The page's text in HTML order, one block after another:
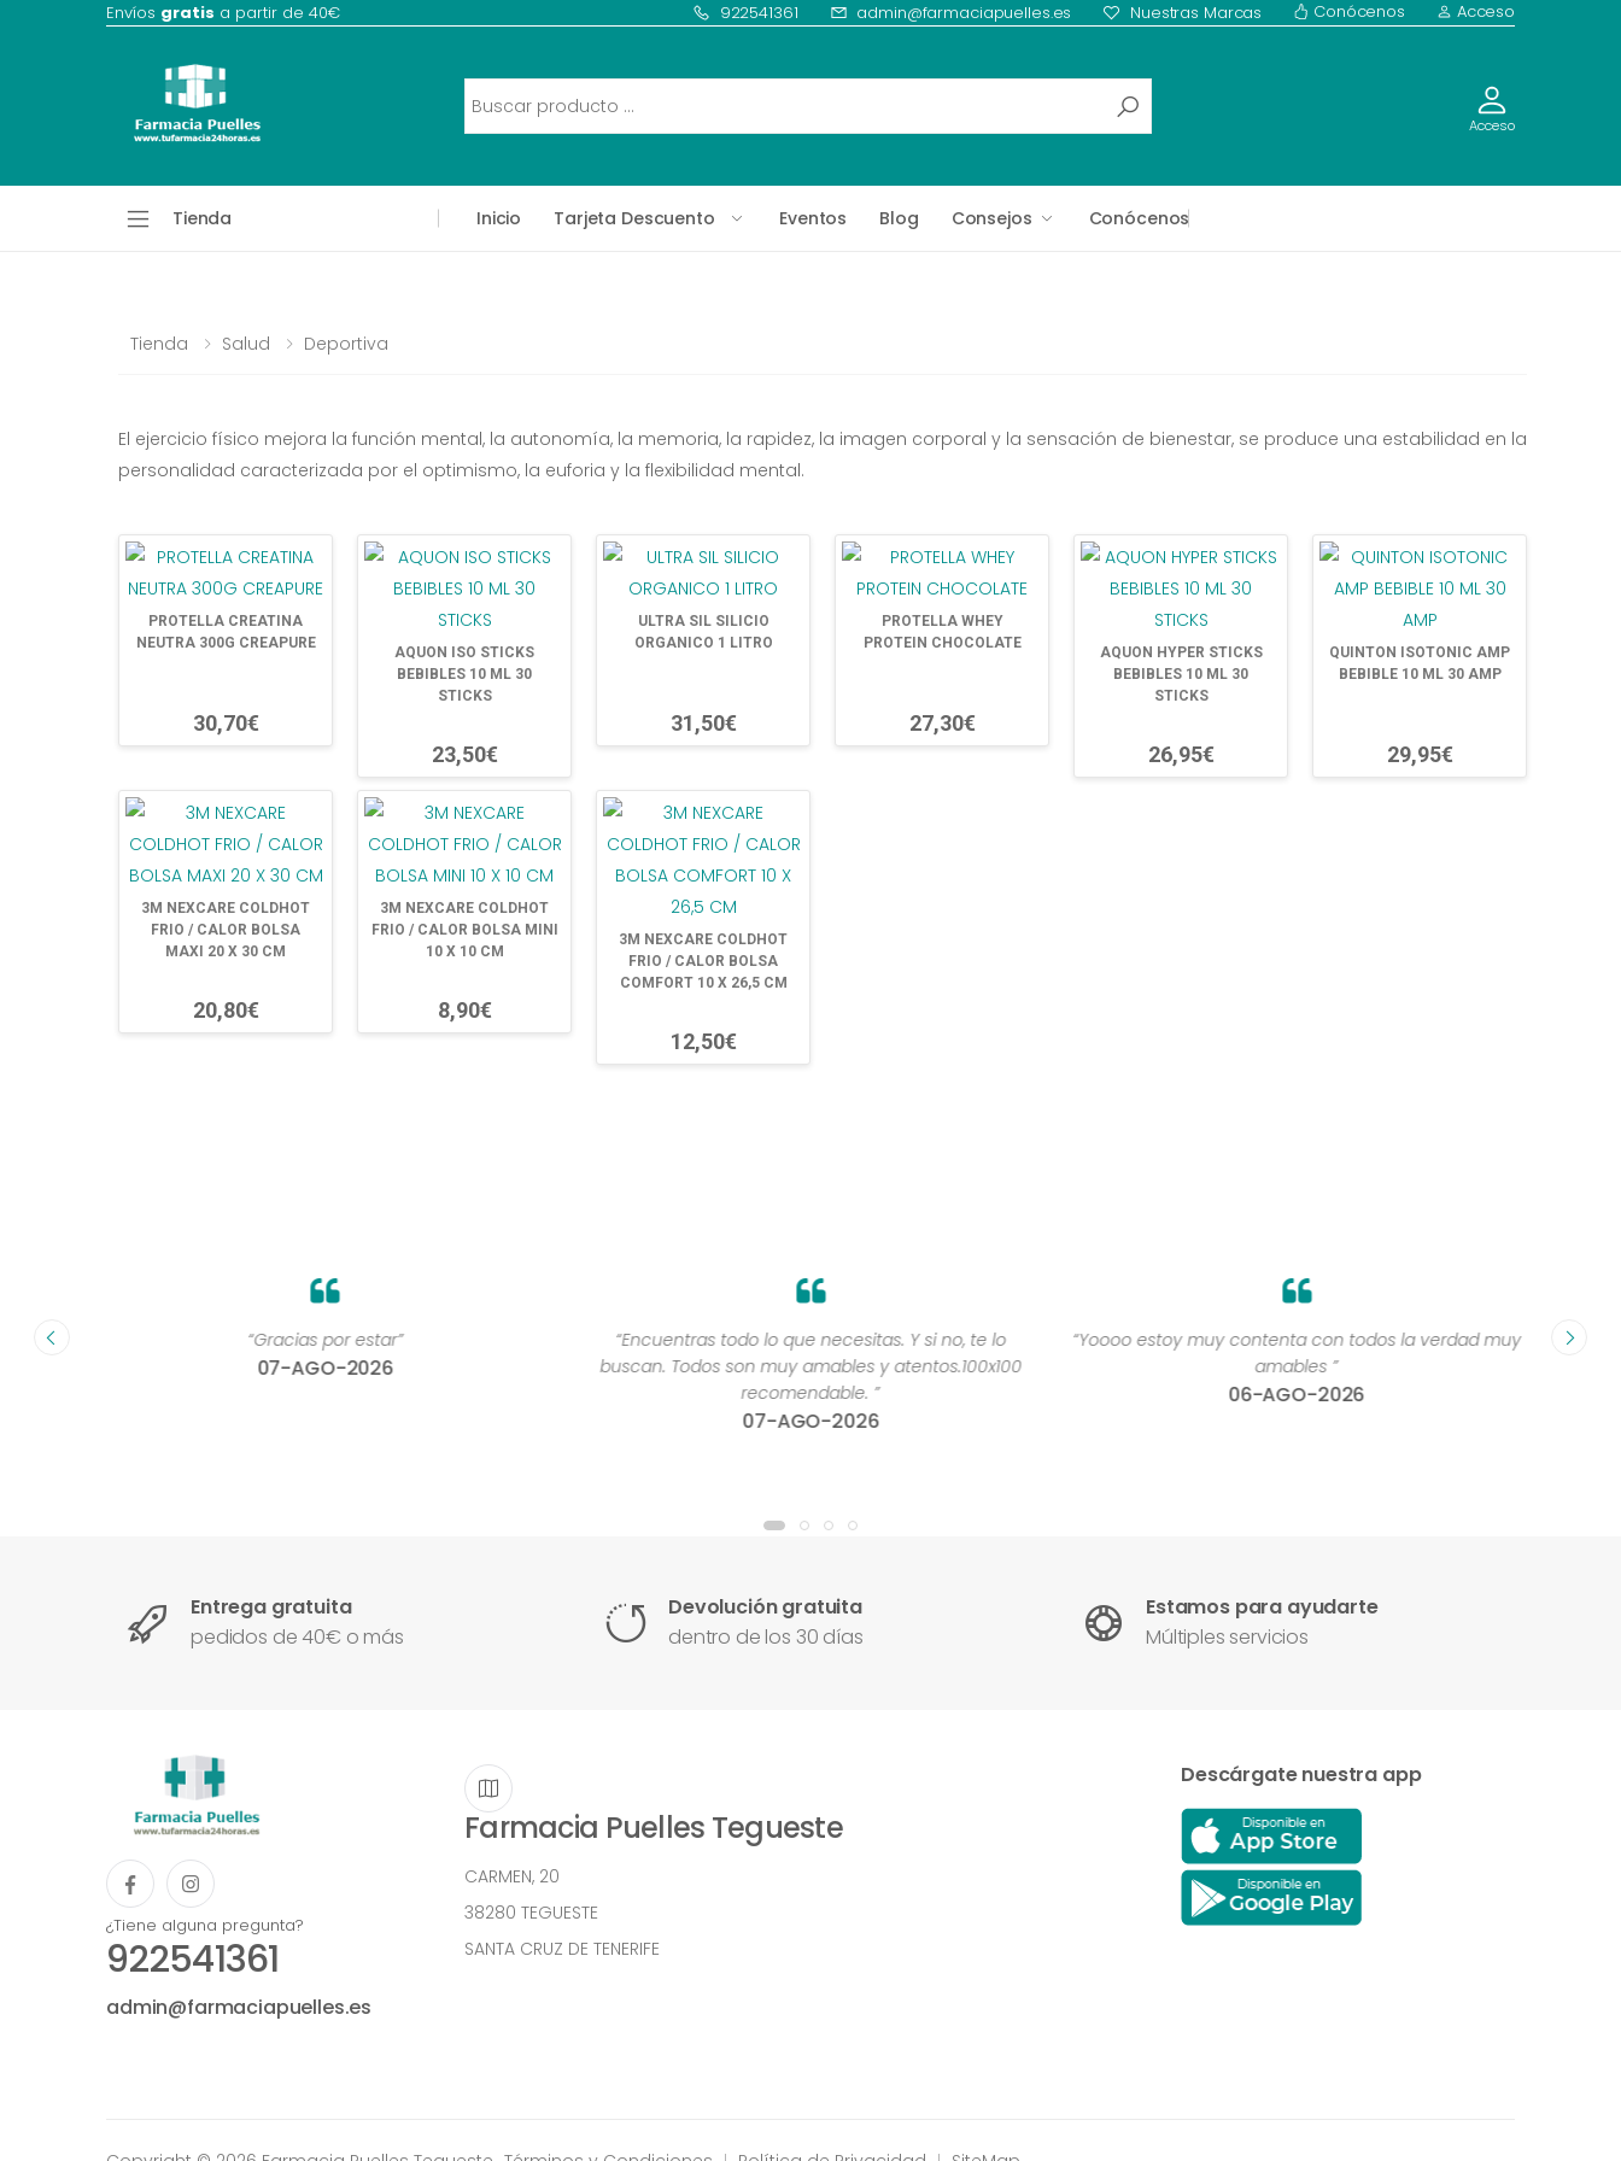
Envíos gratis a partir de 40€ 922541361 admin@farmaciapuelles.es Nuestras Marcas Conócenos Acceso
Acceso
Tienda Inicio Tarjeta Descuento Eventos Blog Consejos Conócenos
Tienda Salud Deportiva
El ejercicio físico mejora la función mental, la autonomía, la memoria, la rapidez, la imagen corporal y la sensación de bienestar, se produce una estabilidad en la
personalidad caracterizada por el optimismo, la euforia y la flexibilidad mental.
PROTELLA CREATINA
NEUTRA 300G CREAPURE
30,70€
AQUON ISO STICKS
BEBIBLES 10 ML 30
STICKS
23,50€
ULTRA SIL SILICIO
ORGANICO 1 LITRO
31,50€
PROTELLA WHEY
PROTEIN CHOCOLATE
27,30€
AQUON HYPER STICKS
BEBIBLES 10 ML 30
STICKS
26,95€
QUINTON ISOTONIC AMP
BEBIBLE 10 ML 30 AMP
29,95€
3M NEXCARE COLDHOT
FRIO / CALOR BOLSA
MAXI 20 X 30 CM
20,80€
3M NEXCARE COLDHOT
FRIO / CALOR BOLSA MINI
10 X 10 CM
8,90€
3M NEXCARE COLDHOT
FRIO / CALOR BOLSA
COMFORT 10 X 26,5 CM
12,50€
“Gracias por estar”
07-AGO-2026
“Encuentras todo lo que necesitas. Y si no, te lo
buscan. Todos son muy amables y atentos.100x100
recomendable. ”
07-AGO-2026
“Yoooo estoy muy contenta con todos la verdad muy
amables ”
06-AGO-2026
Entrega gratuita
pedidos de 40€ o más
Devolución gratuita
dentro de los 30 días
Estamos para ayudarte
Múltiples servicios
¿Tiene alguna pregunta?
922541361
admin@farmaciapuelles.es
Farmacia Puelles Tegueste
CARMEN, 20
38280 TEGUESTE
SANTA CRUZ DE TENERIFE
Descárgate nuestra app